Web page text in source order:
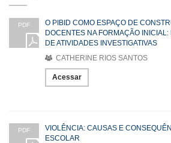
PDF
O PIBID COMO ESPAÇO DE
DOCENTES NA FORMAÇÃO
DE ATIVIDADES INVESTIGATIVAS
CATHERINE RIOS SANTOS
Acessar
PDF
VIOLÊNCIA: CAUSAS E
ESCOLAR